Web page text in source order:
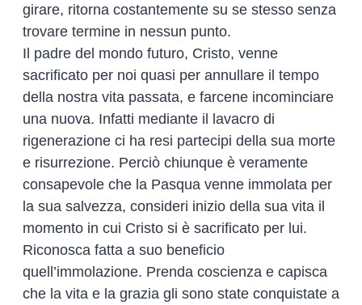
girare, ritorna costantemente su se stesso senza
trovare termine in nessun punto.
Il padre del mondo futuro, Cristo, venne
sacrificato per noi quasi per annullare il tempo
della nostra vita passata, e farcene incominciare
una nuova. Infatti mediante il lavacro di
rigenerazione ci ha resi partecipi della sua morte
e risurrezione. Perciò chiunque è veramente
consapevole che la Pasqua venne immolata per
la sua salvezza, consideri inizio della sua vita il
momento in cui Cristo si è sacrificato per lui.
Riconosca fatta a suo beneficio
quell’immolazione. Prenda coscienza e capisca
che la vita e la grazia gli sono state conquistate a